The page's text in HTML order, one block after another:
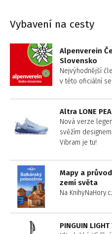
Vybavení na cesty
Alpenverein
Slovensko
Nejvýhodnější
v této oficiální
Altra LONE
Nová verze
svěžím
Vibram je tu!
Mapy a
zemí světa
Na
PINGUIN LIGHT